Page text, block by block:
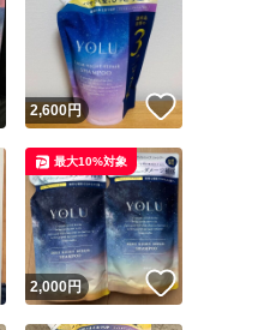
いいね！
2,600円 いいね！
いいね！
2,000円 いいね！
最大10%対象